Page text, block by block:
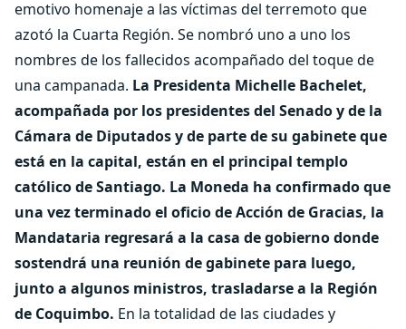
emotivo homenaje a las víctimas del terremoto que
azotó la Cuarta Región. Se nombró uno a uno los
nombres de los fallecidos acompañado del toque de
una campanada. La Presidenta Michelle Bachelet,
acompañada por los presidentes del Senado y de la
Cámara de Diputados y de parte de su gabinete que
está en la capital, están en el principal templo
católico de Santiago. La Moneda ha confirmado que
una vez terminado el oficio de Acción de Gracias, la
Mandataria regresará a la casa de gobierno donde
sostendrá una reunión de gabinete para luego,
junto a algunos ministros, trasladarse a la Región
de Coquimbo. En la totalidad de las ciudades y